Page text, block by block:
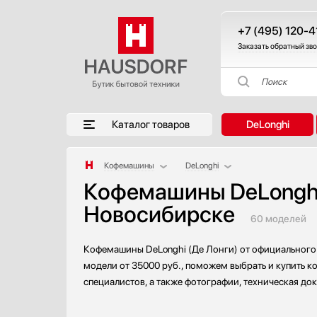
+7 (495) 120-
Заказать обратный
Поиск
Каталог товаров DeLonghi
Кофемашины
Аксессуары
Аксессуары и принадлежности
Акустические системы
Беспроводные акустические системы
DeLonghi
AEG
Barazza
Кофемашины
Новосибирске
60 моделей
Кофемашины DeLonghi (Де Лонги) от официального
модели от 35000 руб., поможем выбрать и купить
специалистов, а также фотографии, техническая